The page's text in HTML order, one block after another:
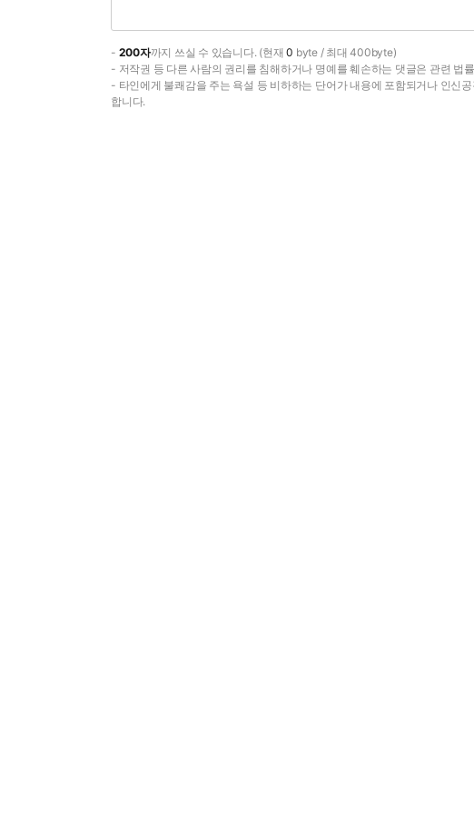
- 200자까지 쓰실 수 있습니다. (현재0 byte / 최대 400byte)
- 저작권 등 다른 사람의 권리를 침해하거나 명예를 훼손하는 댓글은 관련 법
- 타인에게 불쾌감을 주는 욕설 등 비하하는 단어가 내용에 포함되거나 인신
합니다.